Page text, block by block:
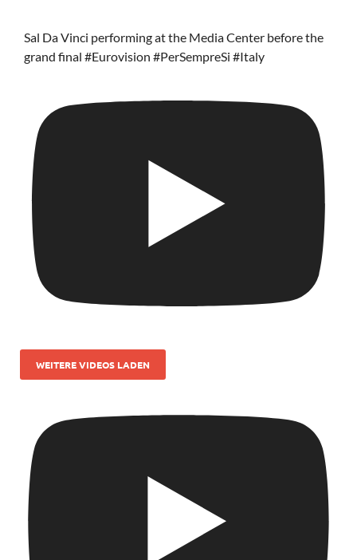
Sal Da Vinci performing at the Media Center before the
grand final #Eurovision #PerSempreSi #Italy
WEITERE VIDEOS LADEN